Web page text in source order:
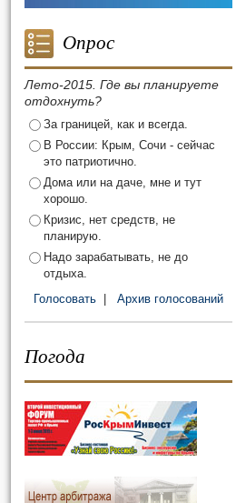
Опрос
Лето-2015. Где вы планируете
отдохнуть?
За границей, как и всегда.
В России: Крым, Сочи - сейчас
это патриотично.
Дома или на даче, мне и тут
хорошо.
Кризис, нет средств, не
планирую.
Надо зарабатывать, не до
отдыха.
Голосовать
Архив голосований
Погода